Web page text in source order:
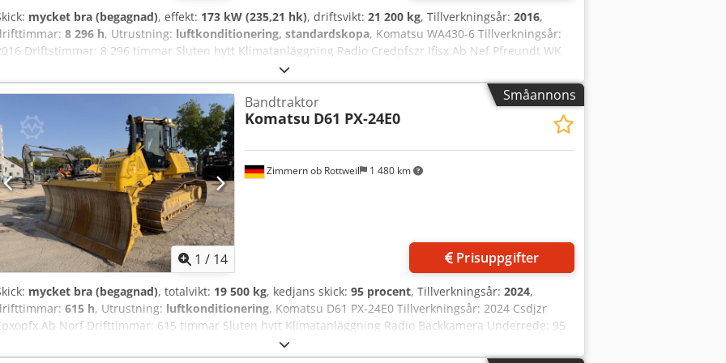
mycket bra (begagnad), effekt: 173 kW (235,21 hk), driftsvikt: 21 200 kg, Tillverkningsår: 2016,
8 296 h, Utrustning: luftkonditionering, standardskopa, Komatsu WA430-6 Tillverkningsår:
Driftstimmar: 8 296 timmar Sluten hytt Klimatanläggning Radio Credpfszr Ifisx Ab Nef Pfreundt WK
50-XS-våg Backkamera Centraliserat smörjsystem Däckstorlek 23,5R25: ca 60–70 % kvar Skopa – 3,7 m³
med 173 kW CE-märkning Transportmått: 8,4 x 3 x 3,5 m Driftvikt: 21,2 ton.
Småannons
1 / 14
Zimmern ob Rottweil 1 480 km
Bandtraktor
Komatsu D61 PX-24E0
Prisuppgifter
mycket bra (begagnad), totalvikt: 19 500 kg, kedjans skick: 95 procent, Tillverkningsår: 2024,
615 h, Utrustning: luftkonditionering, Komatsu D61 PX-24E0 Tillverkningsår: 2024 Csdjzr
Ab Norf Drifttimmar: 615 timmar Sluten hytt Klimatanläggning Radio Backkamera Underrede: 95
% i gott skick Markplåtar, 850 mm breda PAT-skylt Ripperventil CE/EPA-certifierad Transportmått: 5,5 x 3 x
m Arbetsvikt: 19,5 ton